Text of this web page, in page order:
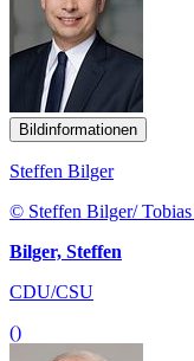
Bildinformationen
Steffen Bilger
© Steffen Bilger/
Bilger, Steffen
CDU/CSU
()